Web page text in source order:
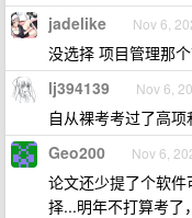
jadelike Nov 6,
没选择 项目管理那个
lj394139 Nov 6,
自从裸考考过了高
Geo200 Nov 6,
论文还少提了个软
择...明年不打算考了